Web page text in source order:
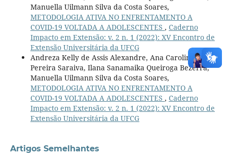
Manuella Uilmann Silva da Costa Soares,
METODOLOGIA ATIVA NO ENFRENTAMENTO A
COVID-19 VOLTADA A ADOLESCENTES , Caderno
Impacto em Extensão: v. 2 n. 1 (2022): XV Encontro de
Extensão Universitária da UFCG
Andreza Kelly de Assis Alexandre, Ana Caroline
Pereira Saraiva, Ilana Sanamaika Queiroga Bezerra,
Manuella Uilmann Silva da Costa Soares,
METODOLOGIA ATIVA NO ENFRENTAMENTO A
COVID-19 VOLTADA A ADOLESCENTES , Caderno
Impacto em Extensão: v. 2 n. 1 (2022): XV Encontro de
Extensão Universitária da UFCG
Artigos Semelhantes